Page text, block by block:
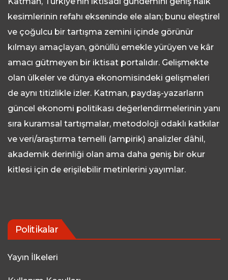
kesimlerinin refahı ekseninde ele alan; bunu eleştirel
ve çoğulcu bir tartışma zemini içinde görünür
kılmayı amaçlayan, gönüllü emekle yürüyen ve kâr
amacı gütmeyen bir iktisat portalıdır. Gelişmekte
olan ülkeler ve dünya ekonomisindeki gelişmeleri
de aynı titizlikle izler. Katman, paydaş-yazarların
güncel ekonomi politikası değerlendirmelerinin yanı
sıra kuramsal tartışmalar, metodoloji odaklı katkılar
ve veri/araştırma temelli (ampirik) analizler dâhil,
akademik derinliği olan ama daha geniş bir okur
kitlesi için de erişilebilir metinlerini yayımlar.
Politikalar
Yayın İlkeleri